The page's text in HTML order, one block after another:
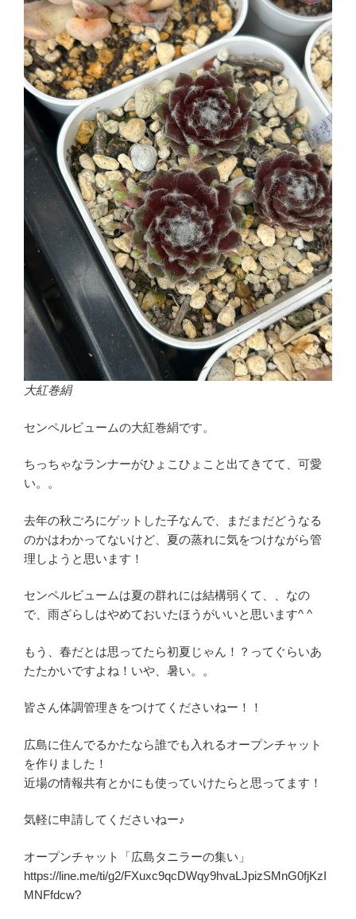
大紅巻絹
センペルビュームの大紅巻絹です。
ちっちゃなランナーがひょこひょこと出てきてて、可愛
い。。
去年の秋ごろにゲットした子なんで、まだまだどうなる
のかはわかってないけど、夏の蒸れに気をつけながら管
理しようと思います！
センペルビュームは夏の群れには結構弱くて、、なの
で、雨ざらしはやめておいたほうがいいと思います^ ^
もう、春だとは思ってたら初夏じゃん！？ってぐらいあ
たたかいですよね！いや、暑い。。
皆さん体調管理きをつけてくださいねー！！
広島に住んでるかたなら誰でも入れるオープンチャット
を作りました！
近場の情報共有とかにも使っていけたらと思ってます！
気軽に申請してくださいねー♪
オープンチャット「広島タニラーの集い」
https://line.me/ti/g2/FXuxc9qcDWqy9hvaLJpizSMnG0fjKzI
MNFfdcw?